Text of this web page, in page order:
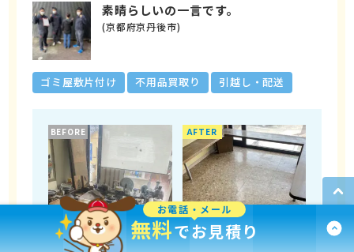
素晴らしいの一言です。
(京都府京丹後市)
ゴミ屋敷片付け 不用品買取り 引越し・配送
BEFORE AFTER
お電話・メール
無料でお見積り